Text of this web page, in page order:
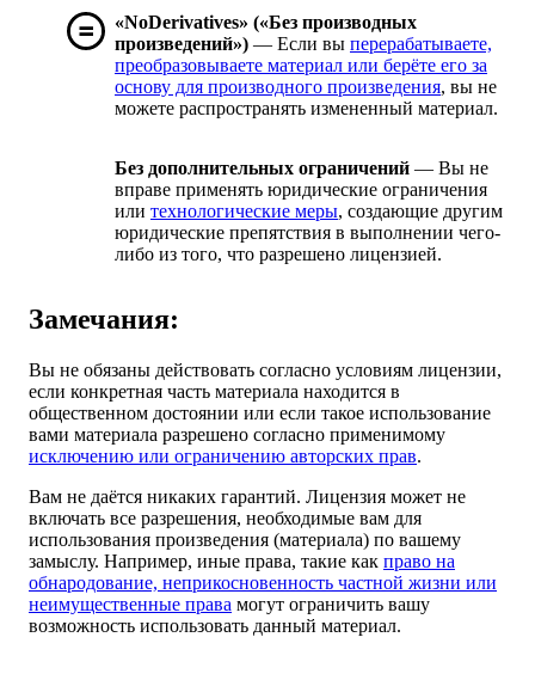
«NoDerivatives» («Без производных
произведений») — Если вы перерабатываете,
преобразовываете материал или берёте его за
основу для производного произведения, вы не
можете распространять измененный материал.
Без дополнительных ограничений — Вы не
вправе применять юридические ограничения
или технологические меры, создающие другим
юридические препятствия в выполнении чего-
либо из того, что разрешено лицензией.
Замечания:
Вы не обязаны действовать согласно условиям лицензии,
если конкретная часть материала находится в
общественном достоянии или если такое использование
вами материала разрешено согласно применимому
исключению или ограничению авторских прав.
Вам не даётся никаких гарантий. Лицензия может не
включать все разрешения, необходимые вам для
использования произведения (материала) по вашему
замыслу. Например, иные права, такие как право на
обнародование, неприкосновенность частной жизни или
неимущественные права могут ограничить вашу
возможность использовать данный материал.